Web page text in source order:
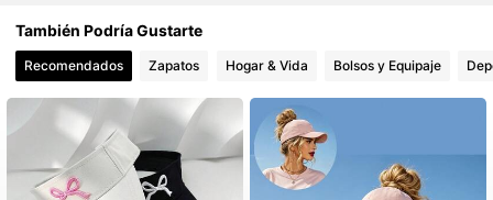
4.67 627 Seguidores
4.67 627 Seguidores
4.67 627 Seguidores
También Podría Gustarte
Recomendados Zapatos Hogar & Vida Bolsos y Equipaje